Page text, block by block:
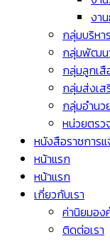
งา
กลุ่มบริหา
กลุ่มพัฒน
กลุ่มลูกเสื
กลุ่มส่งเส
กลุ่มอำนว
หน่วยตรว
หนังสือราชการ
หน้าแรก
หน้าแรก
เกี่ยวกับเรา
ค่านิยมอง
ติดต่อเรา